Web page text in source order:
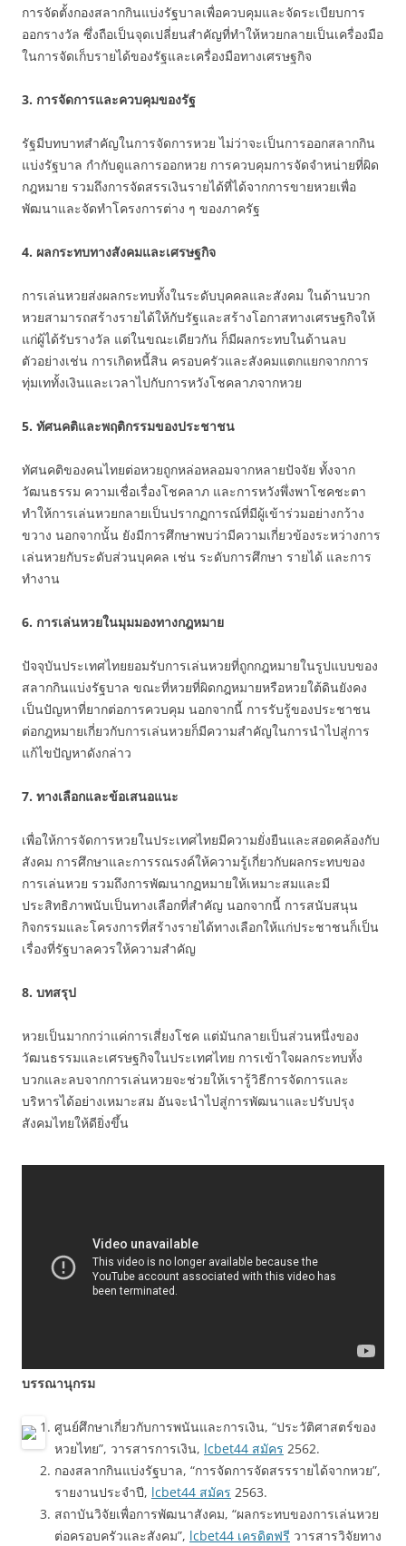
การจัดตั้งกองสลากกินแบ่งรัฐบาลเพื่อควบคุมและจัดระเบียบการ
ออกรางวัล ซึ่งถือเป็นจุดเปลี่ยนสำคัญที่ทำให้หวยกลายเป็นเครื่องมือ
ในการจัดเก็บรายได้ของรัฐและเครื่องมือทางเศรษฐกิจ
3. การจัดการและควบคุมของรัฐ
รัฐมีบทบาทสำคัญในการจัดการหวย ไม่ว่าจะเป็นการออกสลากกิน
แบ่งรัฐบาล กำกับดูแลการออกหวย การควบคุมการจัดจำหน่ายที่ผิด
กฎหมาย รวมถึงการจัดสรรเงินรายได้ที่ได้จากการขายหวยเพื่อ
พัฒนาและจัดทำโครงการต่าง ๆ ของภาครัฐ
4. ผลกระทบทางสังคมและเศรษฐกิจ
การเล่นหวยส่งผลกระทบทั้งในระดับบุคคลและสังคม ในด้านบวก
หวยสามารถสร้างรายได้ให้กับรัฐและสร้างโอกาสทางเศรษฐกิจให้
แก่ผู้ได้รับรางวัล แต่ในขณะเดียวกัน ก็มีผลกระทบในด้านลบ
ตัวอย่างเช่น การเกิดหนี้สิน ครอบครัวและสังคมแตกแยกจากการ
ทุ่มเททั้งเงินและเวลาไปกับการหวังโชคลาภจากหวย
5. ทัศนคติและพฤติกรรมของประชาชน
ทัศนคติของคนไทยต่อหวยถูกหล่อหลอมจากหลายปัจจัย ทั้งจาก
วัฒนธรรม ความเชื่อเรื่องโชคลาภ และการหวังพึ่งพาโชคชะตา
ทำให้การเล่นหวยกลายเป็นปรากฏการณ์ที่มีผู้เข้าร่วมอย่างกว้าง
ขวาง นอกจากนั้น ยังมีการศึกษาพบว่ามีความเกี่ยวข้องระหว่างการ
เล่นหวยกับระดับส่วนบุคคล เช่น ระดับการศึกษา รายได้ และการ
ทำงาน
6. การเล่นหวยในมุมมองทางกฎหมาย
ปัจจุบันประเทศไทยยอมรับการเล่นหวยที่ถูกกฎหมายในรูปแบบของ
สลากกินแบ่งรัฐบาล ขณะที่หวยที่ผิดกฎหมายหรือหวยใต้ดินยังคง
เป็นปัญหาที่ยากต่อการควบคุม นอกจากนี้ การรับรู้ของประชาชน
ต่อกฎหมายเกี่ยวกับการเล่นหวยก็มีความสำคัญในการนำไปสู่การ
แก้ไขปัญหาดังกล่าว
7. ทางเลือกและข้อเสนอแนะ
เพื่อให้การจัดการหวยในประเทศไทยมีความยั่งยืนและสอดคล้องกับ
สังคม การศึกษาและการรณรงค์ให้ความรู้เกี่ยวกับผลกระทบของ
การเล่นหวย รวมถึงการพัฒนากฏหมายให้เหมาะสมและมี
ประสิทธิภาพนับเป็นทางเลือกที่สำคัญ นอกจากนี้ การสนับสนุน
กิจกรรมและโครงการที่สร้างรายได้ทางเลือกให้แก่ประชาชนก็เป็น
เรื่องที่รัฐบาลควรให้ความสำคัญ
8. บทสรุป
หวยเป็นมากกว่าแค่การเสี่ยงโชค แต่มันกลายเป็นส่วนหนึ่งของ
วัฒนธรรมและเศรษฐกิจในประเทศไทย การเข้าใจผลกระทบทั้ง
บวกและลบจากการเล่นหวยจะช่วยให้เรารู้วิธีการจัดการและ
บริหารได้อย่างเหมาะสม อันจะนำไปสู่การพัฒนาและปรับปรุง
สังคมไทยให้ดียิ่งขึ้น
บรรณานุกรม
ศูนย์ศึกษาเกี่ยวกับการพนันและการเงิน, “ประวัติศาสตร์ของ
หวยไทย”, วารสารการเงิน, lcbet44 สมัคร 2562.
กองสลากกินแบ่งรัฐบาล, “การจัดการจัดสรรรายได้จากหวย”,
รายงานประจำปี, lcbet44 สมัคร 2563.
สถาบันวิจัยเพื่อการพัฒนาสังคม, “ผลกระทบของการเล่นหวย
ต่อครอบครัวและสังคม”, lcbet44 เครดิตฟรี วารสารวิจัยทาง